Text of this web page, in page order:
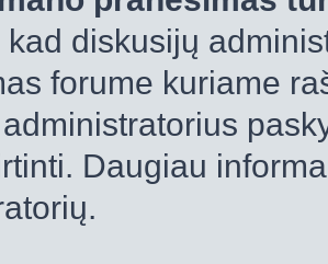
kad diskusijų
forume kuriame
Daugiau